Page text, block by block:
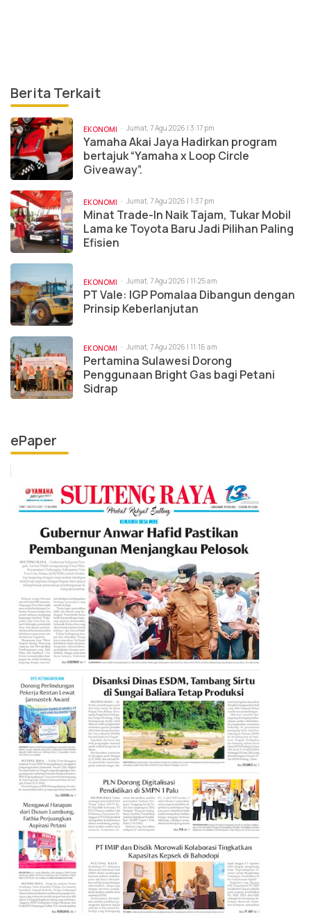
Berita Terkait
EKONOMI Jumat, 7 Agu 2026 | 3:17 pm
Yamaha Akai Jaya Hadirkan program
bertajuk “Yamaha x Loop Circle
Giveaway”.
EKONOMI Jumat, 7 Agu 2026 | 1:37 pm
Minat Trade-In Naik Tajam, Tukar Mobil
Lama ke Toyota Baru Jadi Pilihan Paling
Efisien
EKONOMI Jumat, 7 Agu 2026 | 11:25 am
PT Vale: IGP Pomalaa Dibangun dengan
Prinsip Keberlanjutan
EKONOMI Jumat, 7 Agu 2026 | 11:16 am
Pertamina Sulawesi Dorong
Penggunaan Bright Gas bagi Petani
Sidrap
ePaper